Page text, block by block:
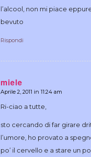
l’alcool, non mi piace
bevuto
Rispondi
miele
dice:
Aprile 2, 2011 in 11:24 am
Ri-ciao a tutte,
sto cercando di far girare
l’umore, ho provato a
po’ il cervello e a stare un